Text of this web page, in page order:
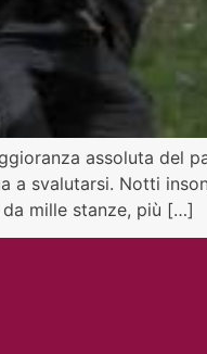
assoluta del
a svalutarsi. Notti
mille stanze, più […]